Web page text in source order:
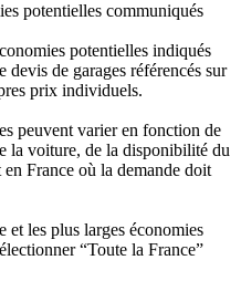
potentielles communiqués
potentielles indiqués
devis de garages référencés sur
prix individuels.
peuvent varier en fonction de
la voiture, de la disponibilité du
France où la demande doit
les plus larges économies
“Toute la France”